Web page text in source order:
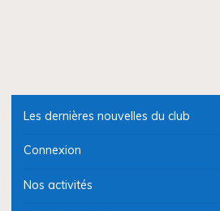
Les dernières nouvelles du club
Connexion
Nos activités